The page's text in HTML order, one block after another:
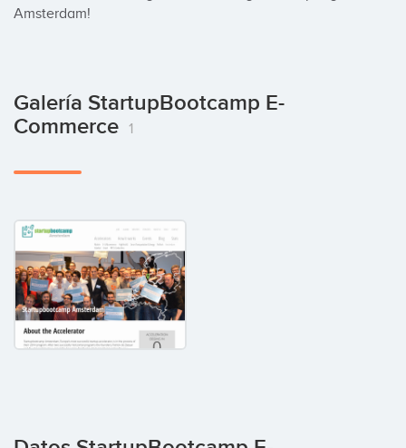
Amsterdam!
Galería StartupBootcamp E-
Commerce
1